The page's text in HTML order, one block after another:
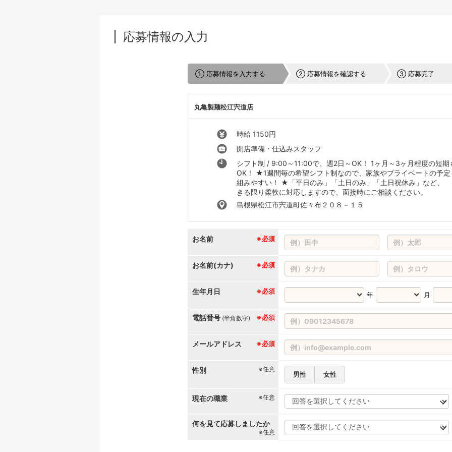
応募情報の入力
① 応募情報を入力する ② 応募情報を確認する ③ 応募完了
丸亀製麺松江宍道店
時給 1150円
開店準備・仕込みスタッフ
シフト制 / 9:00～11:00で、週2日～OK！ 1ヶ月～3ヶ月程度の短期
OK！ ★1週間毎の希望シフト制なので、家族やプライベートの予定
組みやすい！ ★「平日のみ」「土日のみ」「土日祝休み」など
きる限り柔軟に対応しますので、面接時にご相談ください。
島根県松江市宍道町佐々布２０８－１５
お名前 ※必須
お名前(カナ) ※必須
生年月日 ※必須 年 月
電話番号 ※必須
(半角数字)
メールアドレス ※必須
性別 ※任意
男性 女性
現在の職業 ※任意
何を見て応募しましたか
※任意